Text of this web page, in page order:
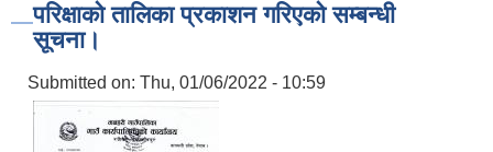
परिक्षाको तालिका प्रकाशन गरिएको सम्बन्धी
सूचना।
Submitted on: Thu, 01/06/2022 - 10:59